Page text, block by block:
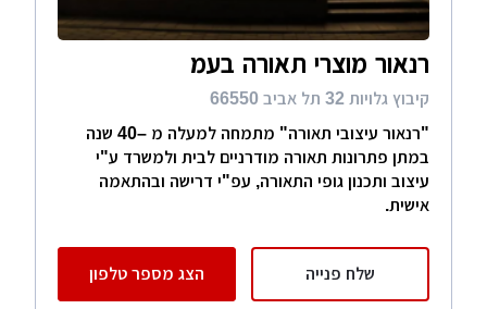
רנאור מוצרי תאורה בעמ
קיבוץ גלויות 32 תל אביב 66550
"רנאור עיצובי תאורה" מתמחה למעלה מ –40 שנה
במתן פתרונות תאורה מודרניים לבית ולמשרד ע"י
עיצוב ותכנון גופי התאורה, עפ"י דרישה ובהתאמה
אישית.
שלח פנייה הצג מספר טלפון